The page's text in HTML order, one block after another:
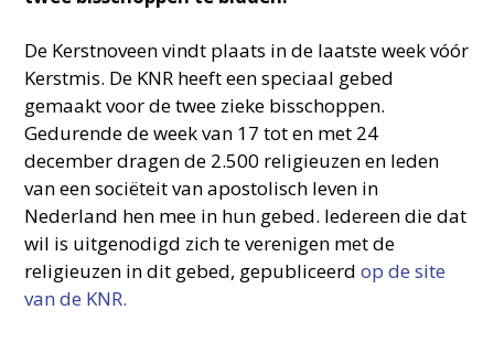
De Kerstnoveen vindt plaats in de laatste week vóór
Kerstmis. De KNR heeft een speciaal gebed
gemaakt voor de twee zieke bisschoppen.
Gedurende de week van 17 tot en met 24
december dragen de 2.500 religieuzen en leden
van een sociëteit van apostolisch leven in
Nederland hen mee in hun gebed. Iedereen die dat
wil is uitgenodigd zich te verenigen met de
religieuzen in dit gebed, gepubliceerdop de site
van de KNR.